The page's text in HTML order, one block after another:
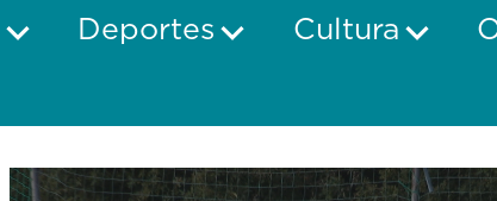
Deportes Cultura